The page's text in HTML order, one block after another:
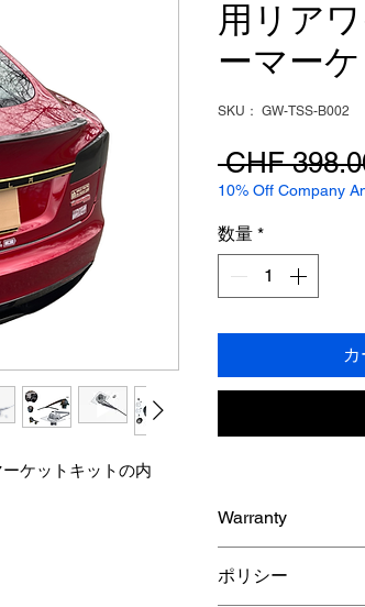
ケットキットの内
用リア
ーマー
SKU： GW-TSS-B002
CHF
10% Off Company
数量 *
Warranty
ポリシー